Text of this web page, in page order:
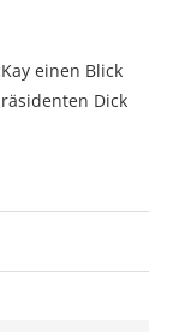
einen Blick
Dick